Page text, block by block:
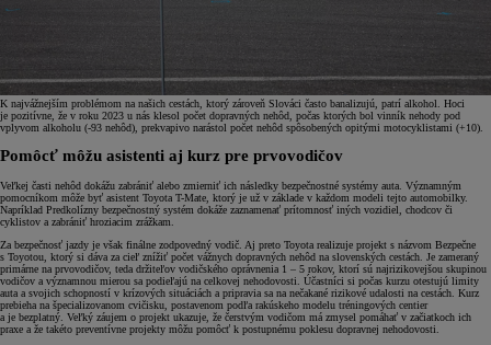
K najvážnejším problémom na našich cestách, ktorý zároveň Slováci často banalizujú, patrí alkohol. Hoci
je pozitívne, že v roku 2023 u nás klesol počet dopravných nehôd, počas ktorých bol vinník nehody pod
vplyvom alkoholu (-93 nehôd), prekvapivo narástol počet nehôd spôsobených opitými motocyklistami (+10).
Pomôcť môžu asistenti aj kurz pre prvovodičov
Veľkej časti nehôd dokážu zabrániť alebo zmierniť ich následky bezpečnostné systémy auta. Významným
pomocníkom môže byť asistent Toyota T-Mate, ktorý je už v základe v každom modeli tejto automobilky.
Napríklad Predkolízny bezpečnostný systém dokáže zaznamenať prítomnosť iných vozidiel, chodcov či
cyklistov a zabrániť hroziacim zrážkam.
Za bezpečnosť jazdy je však finálne zodpovedný vodič. Aj preto Toyota realizuje projekt s názvom Bezpečne
s Toyotou, ktorý si dáva za cieľ znížiť počet vážnych dopravných nehôd na slovenských cestách. Je zameraný
primárne na prvovodičov, teda držiteľov vodičského oprávnenia 1 – 5 rokov, ktorí sú najrizikovejšou skupinou
vodičov a významnou mierou sa podieľajú na celkovej nehodovosti. Účastníci si počas kurzu otestujú limity
auta a svojich schopností v krízových situáciách a pripravia sa na nečakané rizikové udalosti na cestách. Kurz
prebieha na špecializovanom cvičisku, postavenom podľa rakúskeho modelu tréningových centier
a je bezplatný. Veľký záujem o projekt ukazuje, že čerstvým vodičom má zmysel pomáhať v začiatkoch ich
praxe a že takéto preventívne projekty môžu pomôcť k postupnému poklesu dopravnej nehodovosti.